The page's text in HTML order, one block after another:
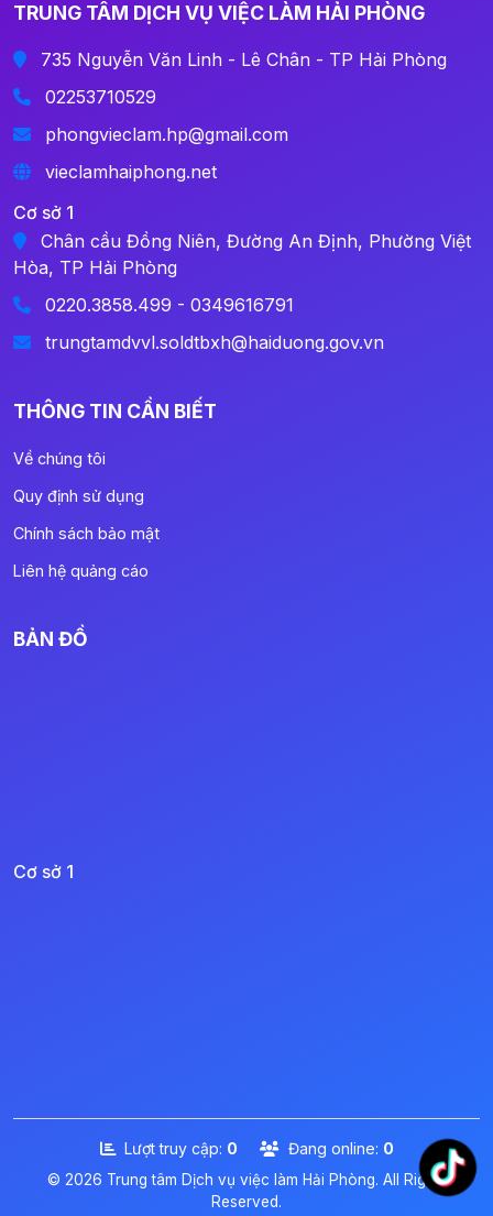
TRUNG TÂM DỊCH VỤ VIỆC LÀM HẢI PHÒNG
735 Nguyễn Văn Linh - Lê Chân - TP Hải Phòng
02253710529
phongvieclam.hp@gmail.com
vieclamhaiphong.net
Cơ sở 1
Chân cầu Đồng Niên, Đường An Định, Phường Việt
Hòa, TP Hải Phòng
0220.3858.499 - 0349616791
trungtamdvvl.soldtbxh@haiduong.gov.vn
THÔNG TIN CẦN BIẾT
Về chúng tôi
Quy định sử dụng
Chính sách bảo mật
Liên hệ quảng cáo
BẢN ĐỒ
Cơ sở 1
Lượt truy cập: 0 Đang online: 0
© 2026 Trung tâm Dịch vụ việc làm Hải Phòng. All Rights
Reserved.